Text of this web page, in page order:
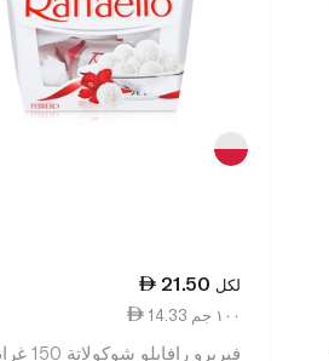
21.50 لكل
14.33 ١٠٠ جم
فيريرو رافايلو شوكولاتة 150 غرام